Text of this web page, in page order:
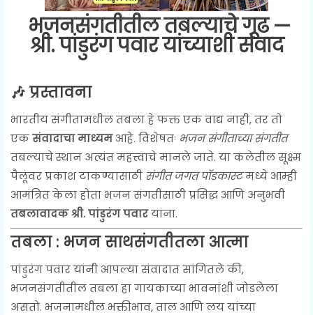
भजनसंगतीतील तबल्याचे गूढ —
श्री. पांडुरंग पवार यांच्याशी संवाद
🎶 प्रस्तावना
भारतीय संगीतामधील तबला हे फक्त एक वाद्य नाही, तर तो
एकसंवादाचा माध्यमआहे. विशेषतः भजन संगीताच्या संगतीत
तबल्याचे स्थान अत्यंत महत्त्वाचे मानले जाते. या कलेतील सूक्ष्म
पैलूंवर प्रकाश टाकण्यासाठी संगीत जगत पॉडकास्टमध्ये आम्ही
आमंत्रित केला होता भजन संगतीसाठी प्रसिद्ध आणि अनुभवी
तबलावादक श्री. पांडुरंग पवारयांना.
तबला : भजन साथसंगतीतला आत्मा
पांडुरंग पवार यांनी आपल्या संवादात सांगितले की,
भजनसंगतीतील तबला हा गायकाच्या भावनांशी जोडलेला
असतो. भजनामधील भक्तीभाव, ताल आणि लय यांच्या